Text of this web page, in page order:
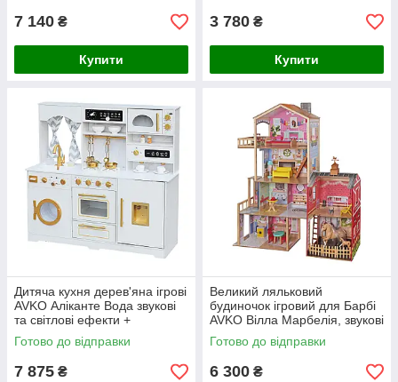
7 140 ₴
Купити
3 780 ₴
Купити
Дитяча кухня дерев'яна ігрові
AVKO Аліканте Вода звукові
та світлові ефекти +
аксесуари
Готово до відправки
7 875 ₴
Великий ляльковий
будиночок ігровий для Барбі
AVKO Вілла Марбелія, звукові
та світлові ефекти
Готово до відправки
6 300 ₴